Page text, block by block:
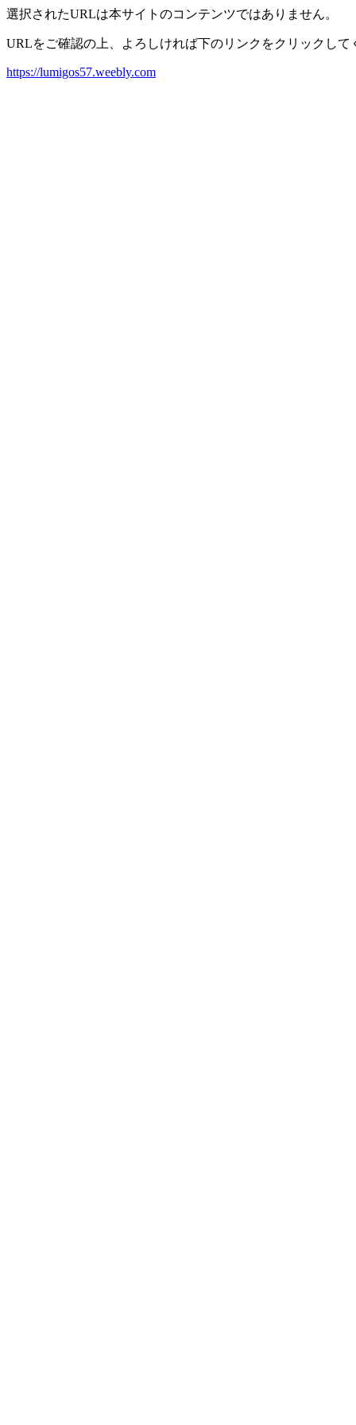
選択されたURLは本サイトのコンテンツではありません。
URLをご確認の上、よろしければ下のリンクをクリックして
https://lumigos57.weebly.com